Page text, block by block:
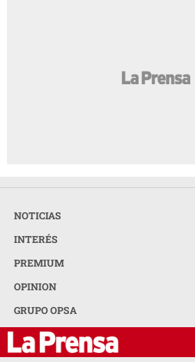
NOTICIAS
INTERÉS
PREMIUM
OPINION
GRUPO OPSA